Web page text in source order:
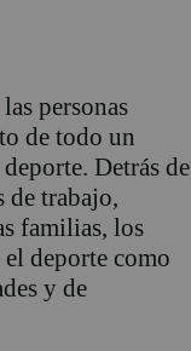
personas
de todo un
Detrás de
de trabajo,
familias, los
deporte como
y de